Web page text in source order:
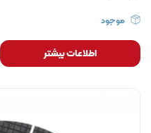
موجود
اطلاعات بیشتر